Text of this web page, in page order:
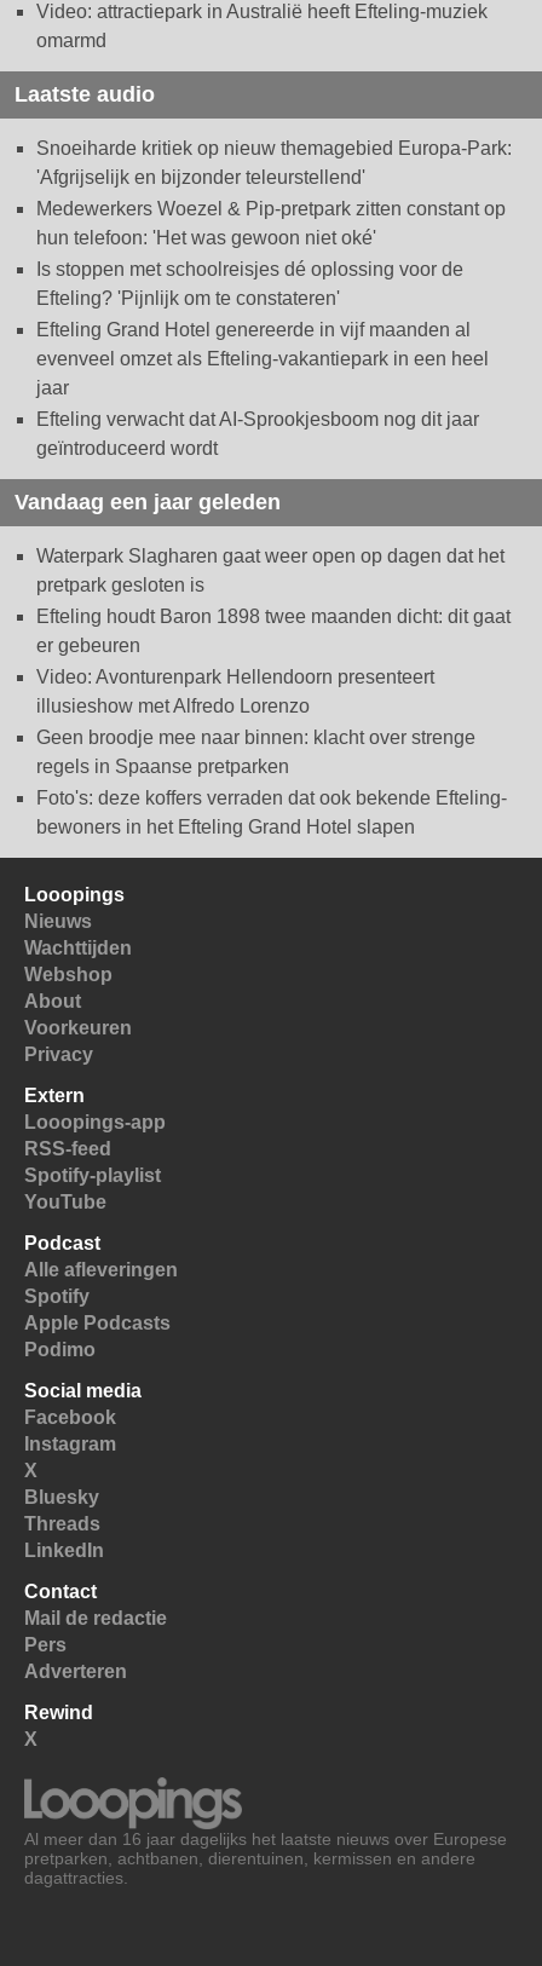
Video: attractiepark in Australië heeft Efteling-muziek
omarmd
Laatste audio
Snoeiharde kritiek op nieuw themagebied Europa-Park:
'Afgrijselijk en bijzonder teleurstellend'
Medewerkers Woezel & Pip-pretpark zitten constant op
hun telefoon: 'Het was gewoon niet oké'
Is stoppen met schoolreisjes dé oplossing voor de
Efteling? 'Pijnlijk om te constateren'
Efteling Grand Hotel genereerde in vijf maanden al
evenveel omzet als Efteling-vakantiepark in een heel
jaar
Efteling verwacht dat AI-Sprookjesboom nog dit jaar
geïntroduceerd wordt
Vandaag een jaar geleden
Waterpark Slagharen gaat weer open op dagen dat het
pretpark gesloten is
Efteling houdt Baron 1898 twee maanden dicht: dit gaat
er gebeuren
Video: Avonturenpark Hellendoorn presenteert
illusieshow met Alfredo Lorenzo
Geen broodje mee naar binnen: klacht over strenge
regels in Spaanse pretparken
Foto's: deze koffers verraden dat ook bekende Efteling-
bewoners in het Efteling Grand Hotel slapen
Looopings
Nieuws
Wachttijden
Webshop
About
Voorkeuren
Privacy
Extern
Looopings-app
RSS-feed
Spotify-playlist
YouTube
Podcast
Alle afleveringen
Spotify
Apple Podcasts
Podimo
Social media
Facebook
Instagram
X
Bluesky
Threads
LinkedIn
Contact
Mail de redactie
Pers
Adverteren
Rewind
X
Al meer dan 16 jaar dagelijks het laatste nieuws over Europese
pretparken, achtbanen, dierentuinen, kermissen en andere
dagattracties.